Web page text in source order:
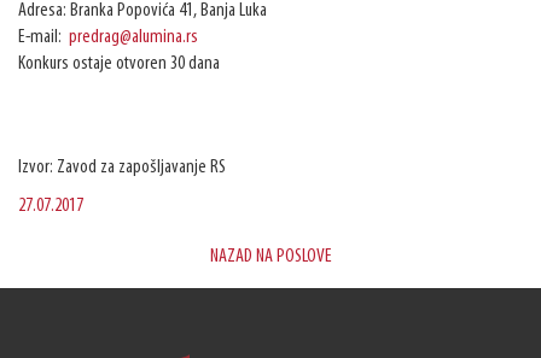
Adresa: Branka Popovića 41, Banja Luka
E-mail: predrag@alumina.rs
Konkurs ostaje otvoren 30 dana
Izvor: Zavod za zapošljavanje RS
27.07.2017
NAZAD NA POSLOVE